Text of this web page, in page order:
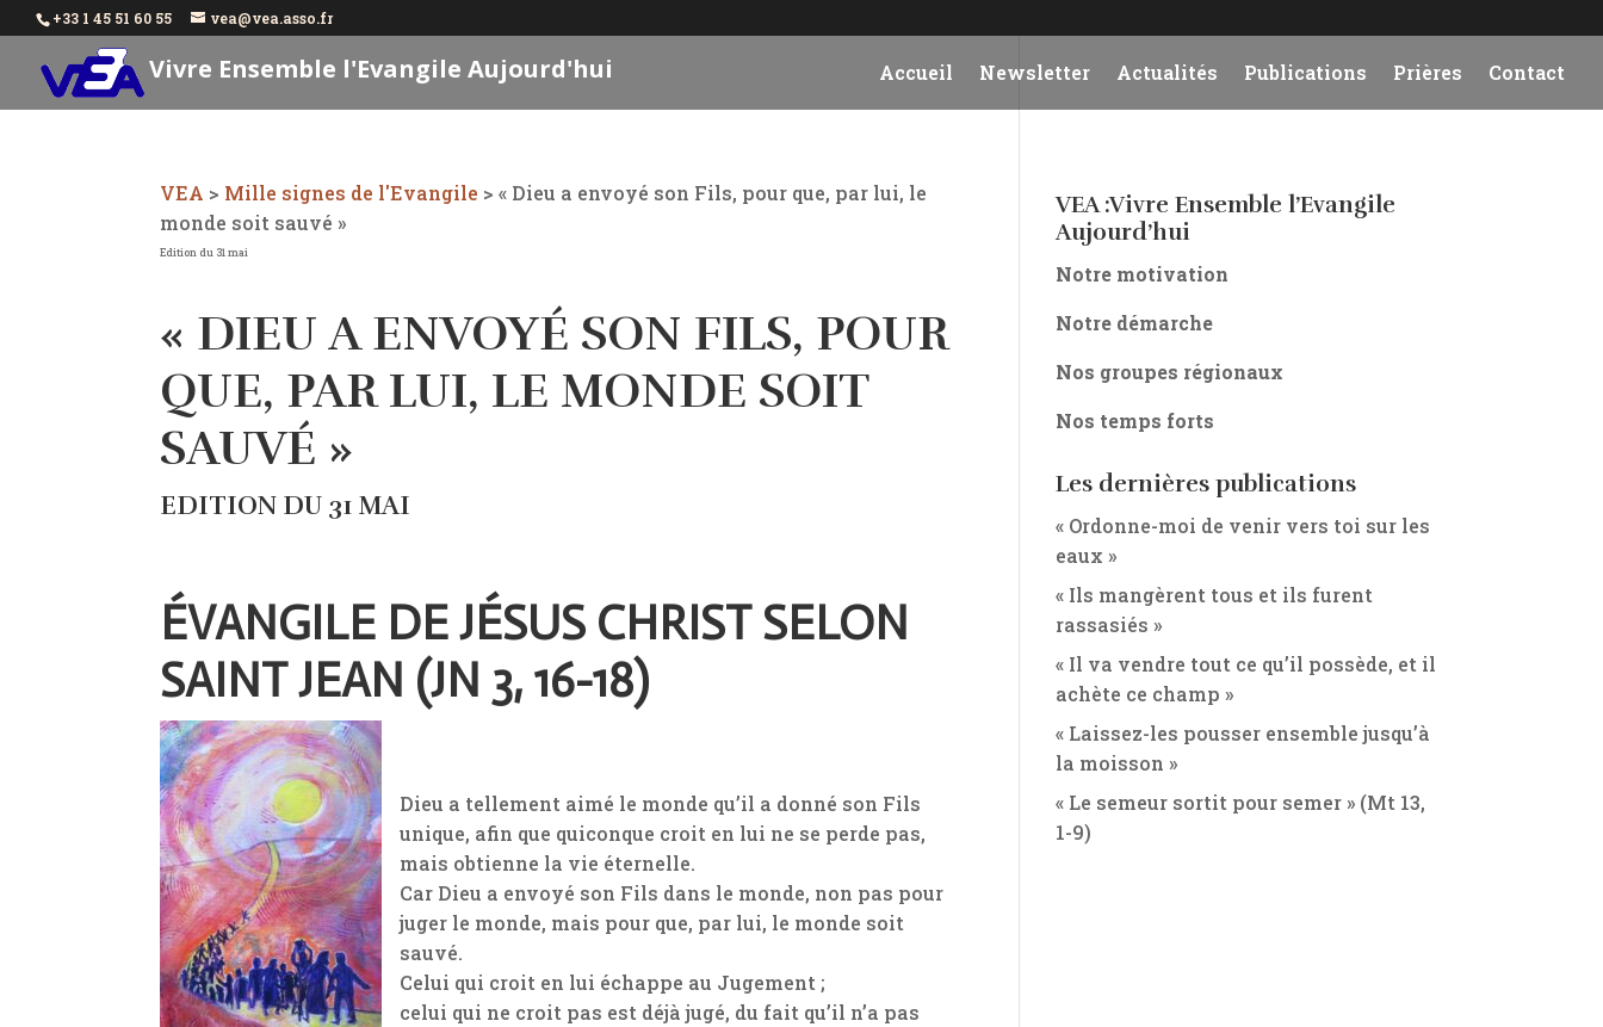
+33 1 45 51 60 55 vea@vea.asso.fr
Vivre Ensemble l'Evangile Aujourd'hui Accueil Newsletter Actualités Publications Prières Contact
VEA > Mille signes de l'Evangile >« Dieu a envoyé son Fils, pour que, par lui, le
monde soit sauvé »
Edition du 31 mai
« DIEU A ENVOYÉ SON FILS, POUR
QUE, PAR LUI, LE MONDE SOIT
SAUVÉ »
EDITION DU 31 MAI
ÉVANGILE DE JÉSUS CHRIST SELON
SAINT JEAN (JN 3, 16-18)
Dieu a tellement aimé le monde qu’il a donné son Fils
unique, afin que quiconque croit en lui ne se perde pas,
mais obtienne la vie éternelle.
Car Dieu a envoyé son Fils dans le monde, non pas pour
juger le monde, mais pour que, par lui, le monde soit
sauvé.
Celui qui croit en lui échappe au Jugement ;
celui qui ne croit pas est déjà jugé, du fait qu’il n’a pas
VEA :Vivre Ensemble l’Evangile
Aujourd’hui
Notre motivation
Notre démarche
Nos groupes régionaux
Nos temps forts
Les dernières publications
« Ordonne-moi de venir vers toi sur les
eaux »
« Ils mangèrent tous et ils furent
rassasiés »
« Il va vendre tout ce qu’il possède, et il
achète ce champ »
« Laissez-les pousser ensemble jusqu’à
la moisson »
« Le semeur sortit pour semer » (Mt 13,
1-9)